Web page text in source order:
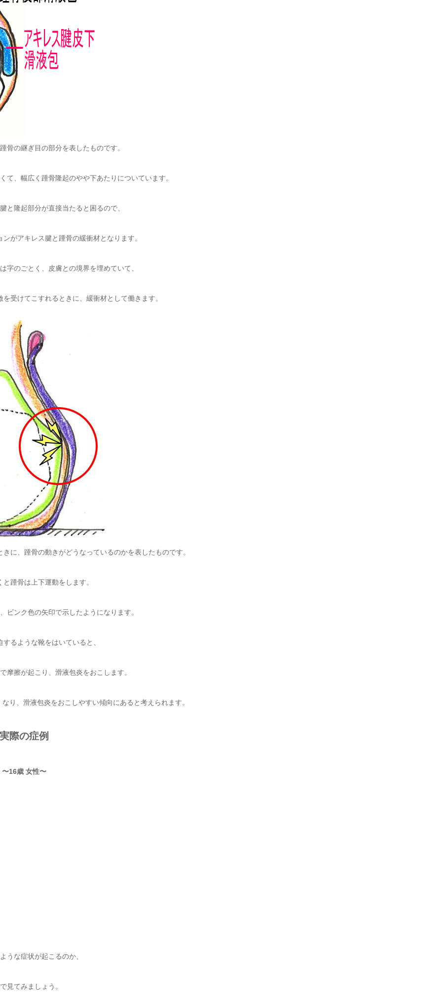
骨の継ぎ目の部分を表したものです。
て、幅広く踵骨隆起のやや下あたりについています。
と隆起部分が直接当たると困るので、
がアキレス腱と踵骨の緩衝材となります。
字のごとく、皮膚との境界を埋めていて、
受けてこすれるときに、緩衝材として働きます。
に、踵骨の動きがどうなっているのかを表したものです。
踵骨は上下運動をします。
ピンク色の矢印で示したようになります。
るような靴をはいていると、
摩擦が起こり、滑液包炎をおこします。
り、滑液包炎をおこしやすい傾向にあると考えられます。
実際の症例
〜16歳 女性〜
うな症状が起こるのか、
見てみましょう。